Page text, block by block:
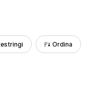
Ordina